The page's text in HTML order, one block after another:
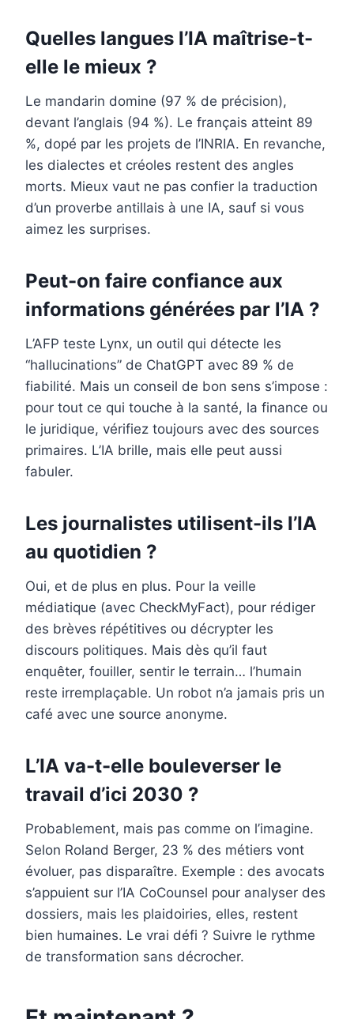
Quelles langues l’IA maîtrise-t-
elle le mieux ?
Le mandarin domine (97 % de précision),
devant l’anglais (94 %). Le français atteint 89
%, dopé par les projets de l’INRIA. En revanche,
les dialectes et créoles restent des angles
morts. Mieux vaut ne pas confier la traduction
d’un proverbe antillais à une IA, sauf si vous
aimez les surprises.
Peut-on faire confiance aux
informations générées par l’IA ?
L’AFP teste Lynx, un outil qui détecte les
“hallucinations” de ChatGPT avec 89 % de
fiabilité. Mais un conseil de bon sens s’impose :
pour tout ce qui touche à la santé, la finance ou
le juridique, vérifiez toujours avec des sources
primaires. L’IA brille, mais elle peut aussi
fabuler.
Les journalistes utilisent-ils l’IA
au quotidien ?
Oui, et de plus en plus. Pour la veille
médiatique (avec CheckMyFact), pour rédiger
des brèves répétitives ou décrypter les
discours politiques. Mais dès qu’il faut
enquêter, fouiller, sentir le terrain… l’humain
reste irremplaçable. Un robot n’a jamais pris un
café avec une source anonyme.
L’IA va-t-elle bouleverser le
travail d’ici 2030 ?
Probablement, mais pas comme on l’imagine.
Selon Roland Berger, 23 % des métiers vont
évoluer, pas disparaître. Exemple : des avocats
s’appuient sur l’IA CoCounsel pour analyser des
dossiers, mais les plaidoiries, elles, restent
bien humaines. Le vrai défi ? Suivre le rythme
de transformation sans décrocher.